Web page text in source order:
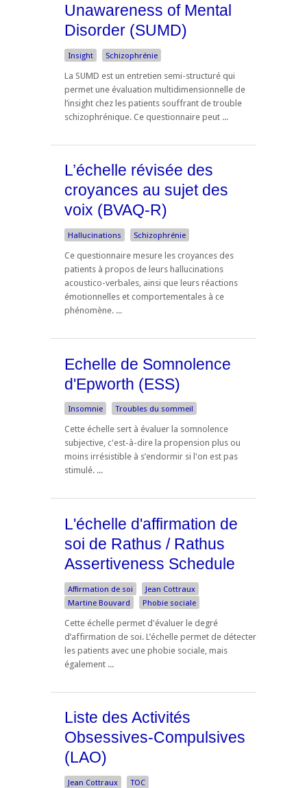
Unawareness of Mental
Disorder (SUMD)
Insight Schizophrénie
La SUMD est un entretien semi-structuré qui
permet une évaluation multidimensionnelle de
l’insight chez les patients souffrant de trouble
schizophrénique. Ce questionnaire peut ...
L’échelle révisée des
croyances au sujet des
voix (BVAQ-R)
Hallucinations Schizophrénie
Ce questionnaire mesure les croyances des
patients à propos de leurs hallucinations
acoustico-verbales, ainsi que leurs réactions
émotionnelles et comportementales à ce
phénomène. ...
Echelle de Somnolence
d'Epworth (ESS)
Insomnie Troubles du sommeil
Cette échelle sert à évaluer la somnolence
subjective, c'est-à-dire la propension plus ou
moins irrésistible à s’endormir si l'on est pas
stimulé. ...
L'échelle d'affirmation de
soi de Rathus / Rathus
Assertiveness Schedule
Affirmation de soi
Jean Cottraux
Martine Bouvard
Phobie sociale
Cette échelle permet d'évaluer le degré
d’affirmation de soi. L’échelle permet de détecter
les patients avec une phobie sociale, mais
également ...
Liste des Activités
Obsessives-Compulsives
(LAO)
Jean Cottraux TOC